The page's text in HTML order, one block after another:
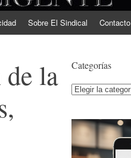
Sobre El Sindical Contacto
de la
Categorías
Categorías